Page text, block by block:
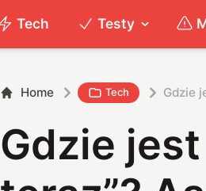
Tech Testy
Home Tech Gdzie
Gdzie